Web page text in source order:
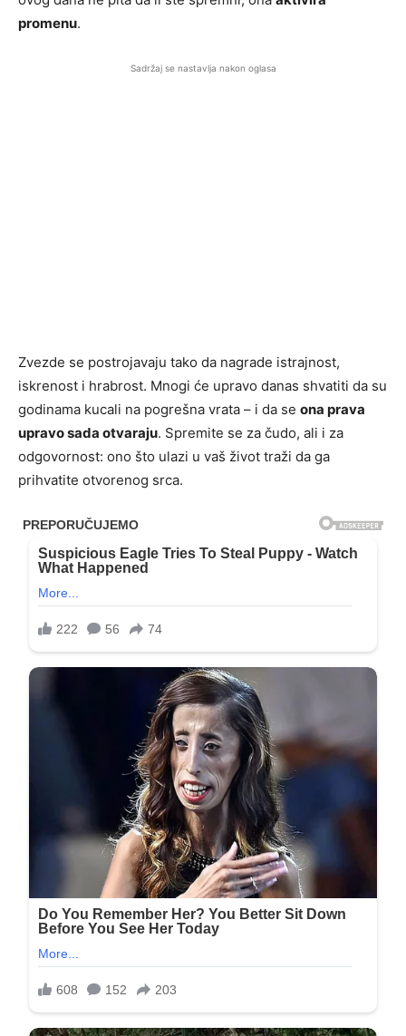
promenu.
Sadržaj se nastavlja nakon oglasa
Zvezde se postrojavaju tako da nagrade istrajnost,
iskrenost i hrabrost. Mnogi će upravo danas shvatiti da su
godinama kucali na pogrešna vrata – i da se ona prava
upravo sada otvaraju. Spremite se za čudo, ali i za
odgovornost: ono što ulazi u vaš život traži da ga
prihvatite otvorenog srca.